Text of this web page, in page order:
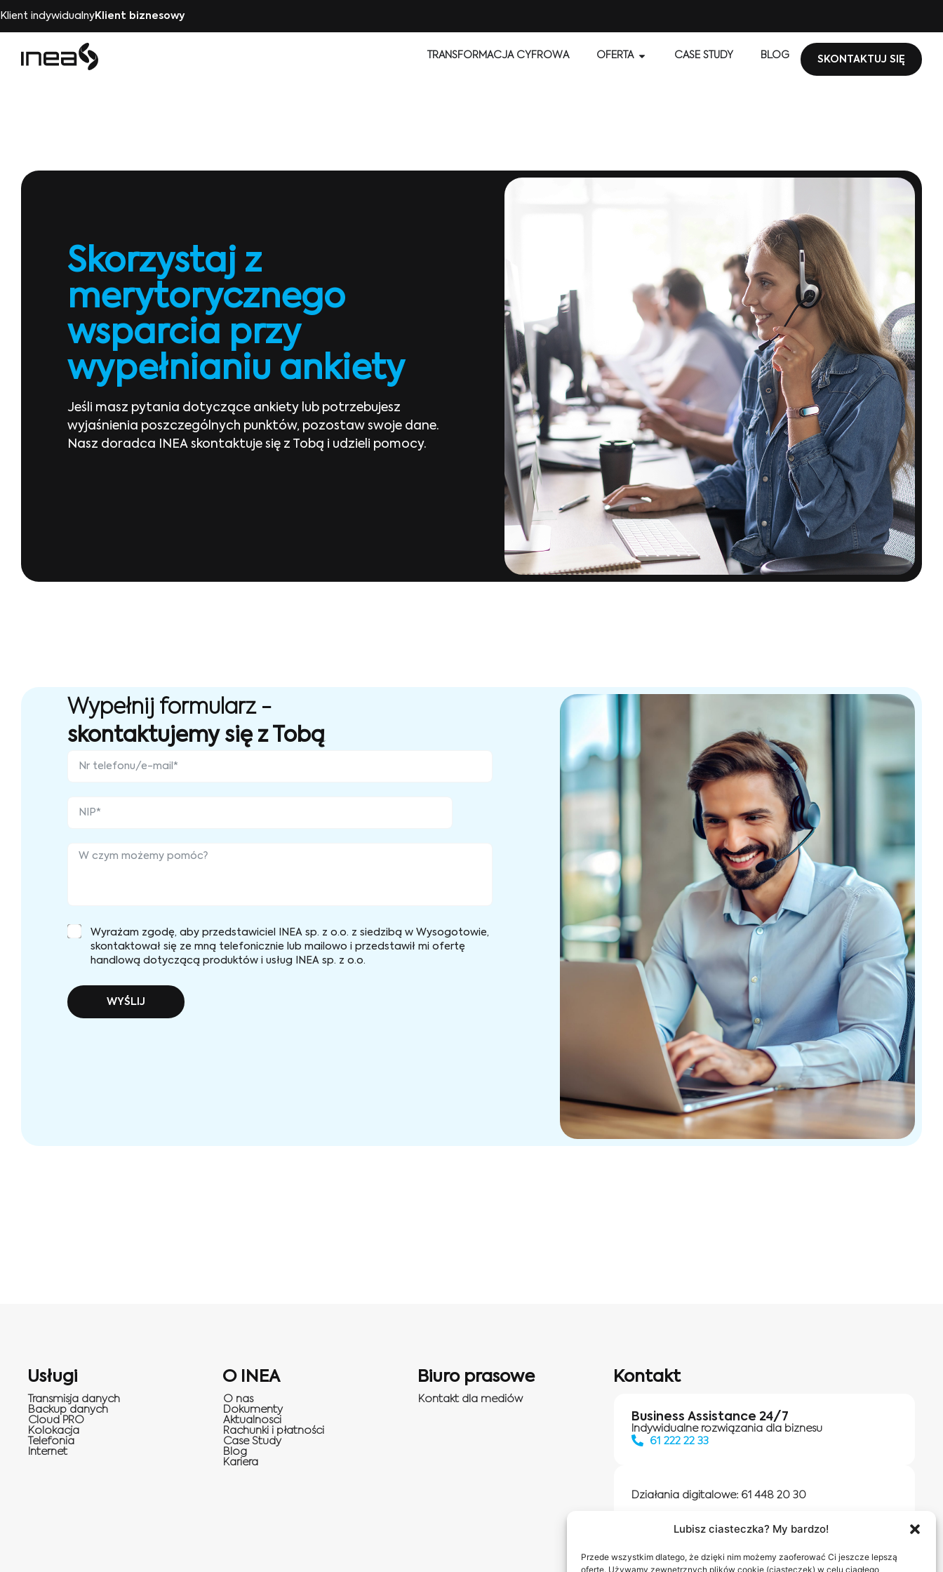
Lubisz ciasteczka? My bardzo!
Przede wszystkim dlatego, że dzięki nim możemy zaoferować Ci jeszcze lepszą
ofertę. Używamy zewnętrznych plików cookie (ciasteczek) w celu ciągłego
Klient indywidualnyKlient biznesowy
TRANSFORMACJA CYFROWA OFERTA CASE STUDY BLOG SKONTAKTUJ SIĘ
Skorzystaj z
merytorycznego
wsparcia przy
wypełnianiu ankiety
Jeśli masz pytania dotyczące ankiety lub potrzebujesz
wyjaśnienia poszczególnych punktów, pozostaw swoje dane.
Nasz doradca INEA skontaktuje się z Tobą i udzieli pomocy.
Wypełnij formularz -
skontaktujemy się z Tobą
Wyrażam zgodę, aby przedstawiciel INEA sp. z o.o. z siedzibą w Wysogotowie,
skontaktował się ze mną telefonicznie lub mailowo i przedstawił mi ofertę
handlową dotyczącą produktów i usług INEA sp. z o.o.
WYŚLIJ
Usługi
Transmisja danych
Backup danych
Cloud PRO
Kolokacja
Telefonia
Internet
O INEA
O nas
Dokumenty
Aktualnosci
Rachunki i płatności
Case Study
Blog
Kariera
Biuro prasowe
Kontakt dla mediów
Kontakt
Business Assistance 24/7
Indywidualne rozwiązania dla biznesu
61 222 22 33
Działania digitalowe: 61 448 20 30
Salony INEA Napisz do nas